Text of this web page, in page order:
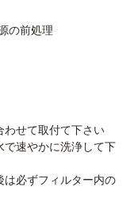
の前処理
わせて取付て下さい
速やかに洗浄して下
必ずフィルター内の